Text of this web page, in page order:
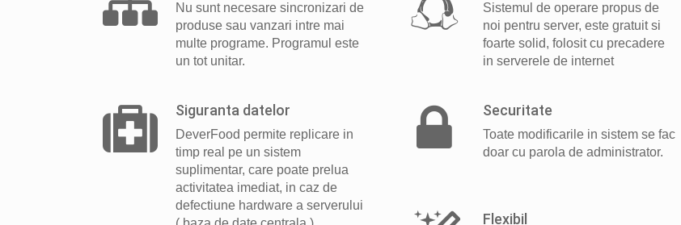
Nu sunt necesare sincronizari de
produse sau vanzari intre mai
multe programe. Programul este
un tot unitar.
Sistemul de operare propus de
noi pentru server, este gratuit si
foarte solid, folosit cu precadere
in serverele de internet
Siguranta datelor
DeverFood permite replicare in
timp real pe un sistem
suplimentar, care poate prelua
activitatea imediat, in caz de
defectiune hardware a serverului
Securitate
Toate modificarile in sistem se fac
doar cu parola de administrator.
Flexibil